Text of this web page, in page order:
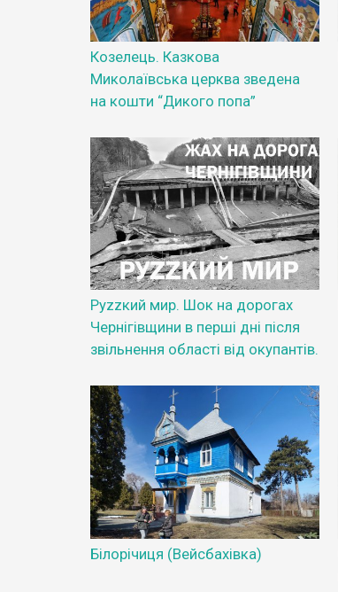
Козелець. Казкова
Миколаївська церква зведена
на кошти “Дикого попа”
Руzzкий мир. Шок на дорогах
Чернігівщини в перші дні після
звільнення області від окупантів.
Білорічиця (Вейсбахівка)